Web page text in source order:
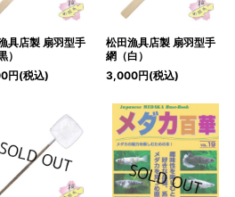
具店製 扇羽型手
）
円(税込)
松田漁具店製 扇羽型手
網（白）
3,000円(税込)